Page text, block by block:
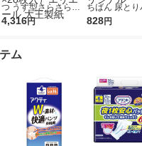
つ うす型さらさらパ
ンツ通気性プラス男女
ク×28枚入）エリエー
4,316円
ちばん 尿と
レギュラー 1
828円
ム